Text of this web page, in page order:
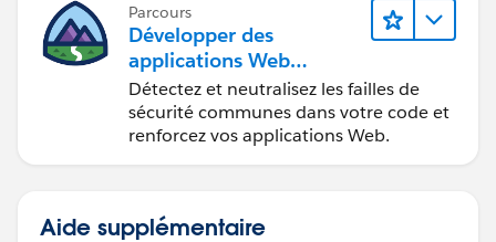
Parcours
Développer des
applications Web
sécurisées
Détectez et neutralisez les failles de
sécurité communes dans votre code et
renforcez vos applications Web.
Aide supplémentaire